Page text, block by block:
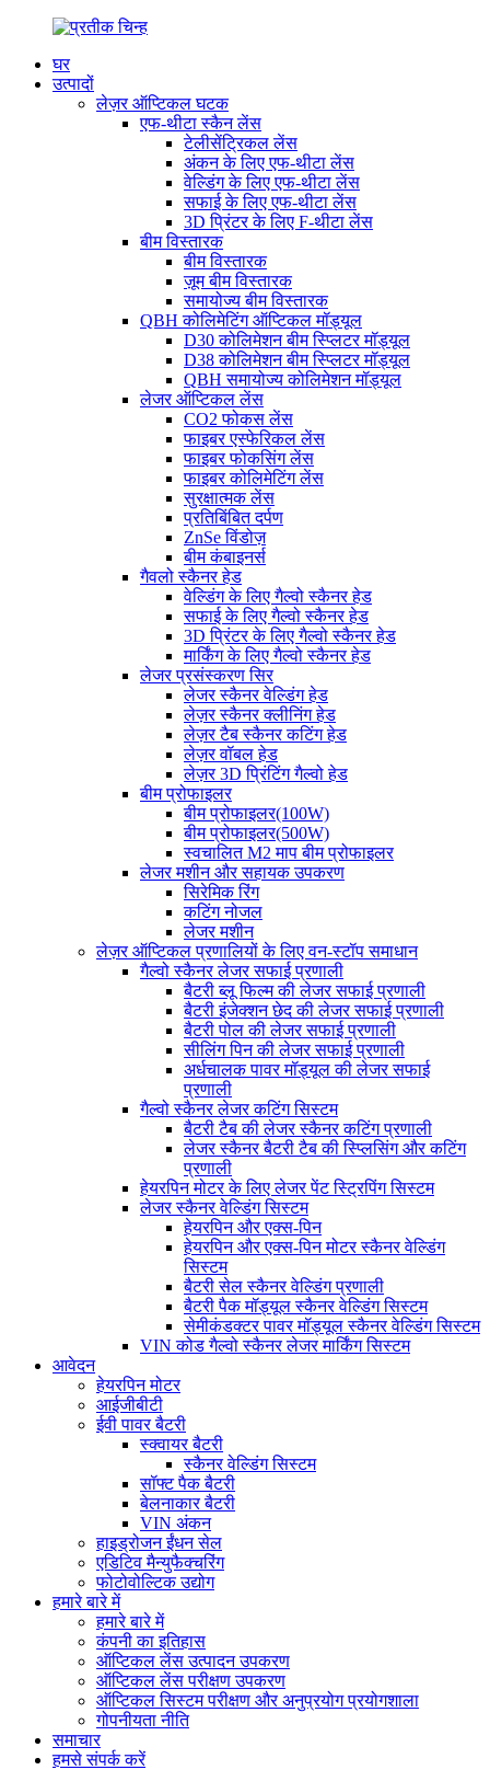
घर
उत्पादों
लेज़र ऑप्टिकल घटक
एफ-थीटा स्कैन लेंस
टेलीसेंट्रिकल लेंस
अंकन के लिए एफ-थीटा लेंस
वेल्डिंग के लिए एफ-थीटा लेंस
सफाई के लिए एफ-थीटा लेंस
3D प्रिंटर के लिए F-थीटा लेंस
बीम विस्तारक
बीम विस्तारक
ज़ूम बीम विस्तारक
समायोज्य बीम विस्तारक
QBH कोलिमेटिंग ऑप्टिकल मॉड्यूल
D30 कोलिमेशन बीम स्प्लिटर मॉड्यूल
D38 कोलिमेशन बीम स्प्लिटर मॉड्यूल
QBH समायोज्य कोलिमेशन मॉड्यूल
लेजर ऑप्टिकल लेंस
CO2 फोकस लेंस
फाइबर एस्फेरिकल लेंस
फाइबर फोकसिंग लेंस
फाइबर कोलिमेटिंग लेंस
सुरक्षात्मक लेंस
प्रतिबिंबित दर्पण
ZnSe विंडोज़
बीम कंबाइनर्स
गैवलो स्कैनर हेड
वेल्डिंग के लिए गैल्वो स्कैनर हेड
सफाई के लिए गैल्वो स्कैनर हेड
3D प्रिंटर के लिए गैल्वो स्कैनर हेड
मार्किंग के लिए गैल्वो स्कैनर हेड
लेजर प्रसंस्करण सिर
लेजर स्कैनर वेल्डिंग हेड
लेज़र स्कैनर क्लीनिंग हेड
लेज़र टैब स्कैनर कटिंग हेड
लेज़र वॉबल हेड
लेज़र 3D प्रिंटिंग गैल्वो हेड
बीम प्रोफाइलर
बीम प्रोफाइलर(100W)
बीम प्रोफाइलर(500W)
स्वचालित M2 माप बीम प्रोफाइलर
लेजर मशीन और सहायक उपकरण
सिरेमिक रिंग
कटिंग नोजल
लेजर मशीन
लेज़र ऑप्टिकल प्रणालियों के लिए वन-स्टॉप समाधान
गैल्वो स्कैनर लेजर सफाई प्रणाली
बैटरी ब्लू फिल्म की लेजर सफाई प्रणाली
बैटरी इंजेक्शन छेद की लेजर सफाई प्रणाली
बैटरी पोल की लेजर सफाई प्रणाली
सीलिंग पिन की लेजर सफाई प्रणाली
अर्धचालक पावर मॉड्यूल की लेजर सफाई
प्रणाली
गैल्वो स्कैनर लेजर कटिंग सिस्टम
बैटरी टैब की लेजर स्कैनर कटिंग प्रणाली
लेजर स्कैनर बैटरी टैब की स्प्लिसिंग और कटिंग
प्रणाली
हेयरपिन मोटर के लिए लेजर पेंट स्ट्रिपिंग सिस्टम
लेजर स्कैनर वेल्डिंग सिस्टम
हेयरपिन और एक्स-पिन
हेयरपिन और एक्स-पिन मोटर स्कैनर वेल्डिंग
सिस्टम
बैटरी सेल स्कैनर वेल्डिंग प्रणाली
बैटरी पैक मॉड्यूल स्कैनर वेल्डिंग सिस्टम
सेमीकंडक्टर पावर मॉड्यूल स्कैनर वेल्डिंग सिस्टम
VIN कोड गैल्वो स्कैनर लेजर मार्किंग सिस्टम
आवेदन
हेयरपिन मोटर
आईजीबीटी
ईवी पावर बैटरी
स्क्वायर बैटरी
स्कैनर वेल्डिंग सिस्टम
सॉफ्ट पैक बैटरी
बेलनाकार बैटरी
VIN अंकन
हाइड्रोजन ईंधन सेल
एडिटिव मैन्युफैक्चरिंग
फोटोवोल्टिक उद्योग
हमारे बारे में
हमारे बारे में
कंपनी का इतिहास
ऑप्टिकल लेंस उत्पादन उपकरण
ऑप्टिकल लेंस परीक्षण उपकरण
ऑप्टिकल सिस्टम परीक्षण और अनुप्रयोग प्रयोगशाला
गोपनीयता नीति
समाचार
हमसे संपर्क करें